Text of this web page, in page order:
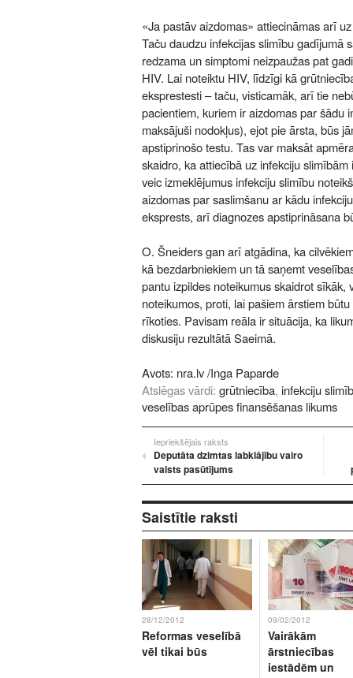
«Ja pastāv aizdomas» attiecināmas arī
Taču daudzu infekcijas slimību gadījumā
redzama un simptomi neizpaužas pat
HIV. Lai noteiktu HIV, līdzīgi kā
eksprestesti – taču, visticamāk, arī tie
pacientiem, kuriem ir aizdomas par šādu
maksājuši nodokļus), ejot pie ārsta, būs
apstiprinošo testu. Tas var maksāt
skaidro, ka attiecībā uz infekciju
veic izmeklējumus infekciju slimību
aizdomas par saslimšanu ar kādu
eksprests, arī diagnozes apstiprināsana
O. Šneiders gan arī atgādina, ka
kā bezdarbniekiem un tā saņemt
pantu izpildes noteikumus skaidrot sīkāk,
noteikumos, proti, lai pašiem ārstiem
rīkoties. Pavisam reāla ir situācija, ka
diskusiju rezultātā Saeimā.
Avots: nra.lv/Inga Paparde
Atslēgas vārdi: grūtniecība, infekciju
veselības aprūpes finansēšanas likums
Iepriekšējais raksts
Deputāta dzimtas labklājību vairo
valsts pasūtījums
Saistītie raksti
28/12/2012
Reformas veselībā
vēl tikai būs
09/02/2012
Vairākām
ārstniecības
iestādēm un